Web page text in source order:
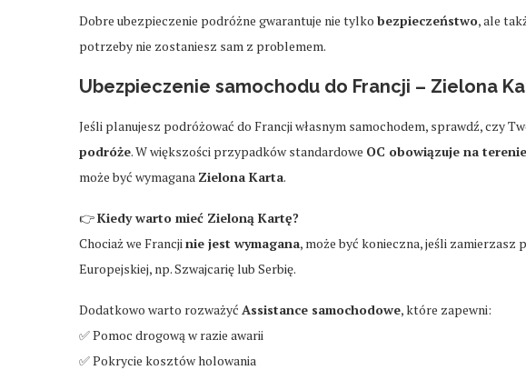
Dobre ubezpieczenie podróżne gwarantuje nie tylko bezpieczeństwo, ale
potrzeby nie zostaniesz sam z problemem.
Ubezpieczenie samochodu do Francji – Zielona
Jeśli planujesz podróżować do Francji własnym samochodem, sprawdź, czy
podróże. W większości przypadków standardowe OC obowiązuje na terenie
może być wymagana Zielona Karta.
👉Kiedy warto mieć Zieloną Kartę?
Chociaż we Francjinie jest wymagana, może być konieczna, jeśli
Europejskiej, np. Szwajcarię lub Serbię.
Dodatkowo warto rozważyć Assistance samochodowe, które zapewni:
✅ Pomoc drogową w razie awarii
✅ Pokrycie kosztów holowania